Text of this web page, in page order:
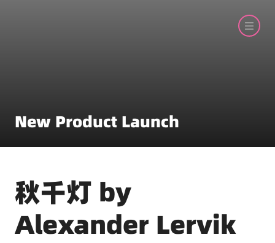
New Product Launch
秋千灯 by
Alexander Lervik